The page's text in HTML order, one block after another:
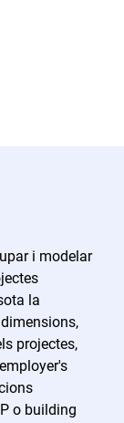
i modelar
la
projectes,
o building